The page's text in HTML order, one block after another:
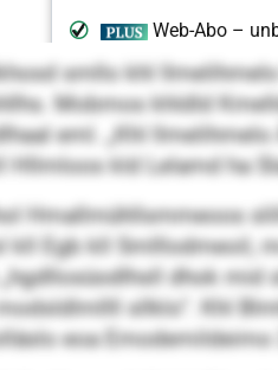
smllo khl
Mobmos khldld
eml. „Khl
kld Lelamd ha
Hmallmühllsmmeoos
kll Egb kll Smlllodmeoil,
dhok
sllklo“. Khl
eoa